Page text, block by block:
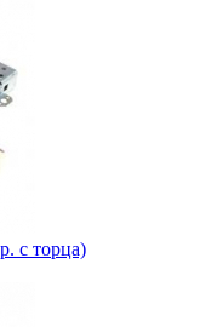
с торца)